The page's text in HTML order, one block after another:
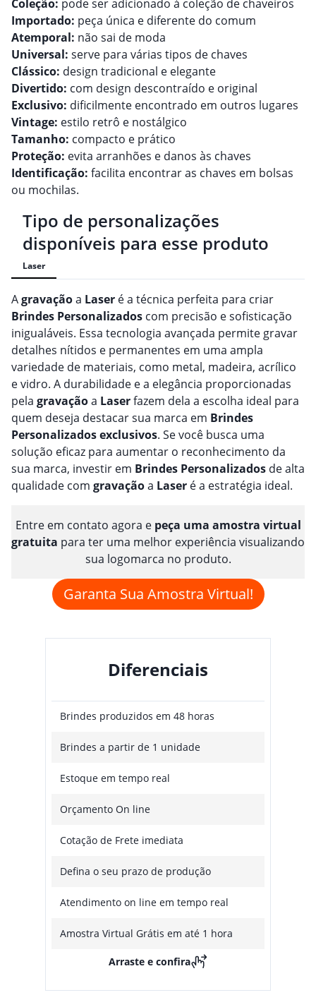
Coleção: pode ser adicionado à coleção de chaveiros
Importado: peça única e diferente do comum
Atemporal: não sai de moda
Universal: serve para várias tipos de chaves
Clássico: design tradicional e elegante
Divertido: com design descontraído e original
Exclusivo: dificilmente encontrado em outros lugares
Vintage: estilo retrô e nostálgico
Tamanho: compacto e prático
Proteção: evita arranhões e danos às chaves
Identificação: facilita encontrar as chaves em bolsas
ou mochilas.
Tipo de personalizações
disponíveis para esse produto
Laser
Agravaçãoa Laser é a técnica perfeita para criar
Brindes Personalizados com precisão e sofisticação
inigualáveis. Essa tecnologia avançada permite gravar
detalhes nítidos e permanentes em uma ampla
variedade de materiais, como metal, madeira, acrílico
e vidro. A durabilidade e a elegância proporcionadas
pela gravaçãoa Laserfazem dela a escolha ideal para
quem deseja destacar sua marca em Brindes
Personalizadosexclusivos. Se você busca uma
solução eficaz para aumentar o reconhecimento da
sua marca, investir em Brindes Personalizados de alta
qualidade com gravaçãoa Laser é a estratégia ideal.
Entre em contato agora e peça uma amostra virtual
gratuita para ter uma melhor experiência visualizando
sua logomarca no produto.
Garanta Sua Amostra Virtual!
Diferenciais
Brindes produzidos em 48 horas
Brindes a partir de 1 unidade
Estoque em tempo real
Orçamento On line
Cotação de Frete imediata
Defina o seu prazo de produção
Atendimento on line em tempo real
Amostra Virtual Grátis em até 1 hora
Arraste e confira